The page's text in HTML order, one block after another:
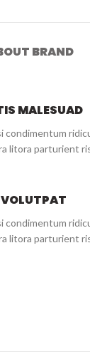
BRAND
MALESUAD
condimentum
litora parturient
condimentum
litora parturient